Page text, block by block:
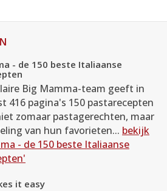
- de 150 beste Italiaanse
Big Mamma-team geeft in
416 pagina's 150 pastarecepten
zomaar pastagerechten, maar
van hun favorieten... bekijk
- de 150 beste Italiaanse
it easy